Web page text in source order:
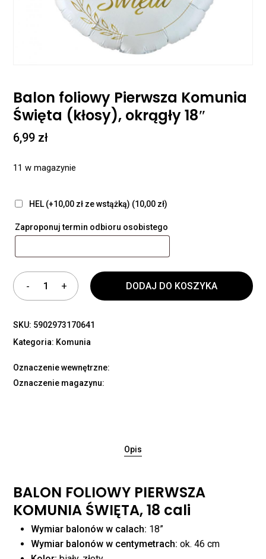
Balon foliowy Pierwsza Komunia
Święta (kłosy), okrągły 18″
6,99 zł
11 w magazynie
HEL (+10,00 zł ze wstążką) (10,00 zł)
Zaproponuj termin odbioru osobistego
DODAJ DO KOSZYKA
SKU: 5902973170641
Kategoria: Komunia
Oznaczenie wewnętrzne:
Oznaczenie magazynu:
Opis
BALON FOLIOWY PIERWSZA
KOMUNIA ŚWIĘTA, 18 cali
Wymiar balonów w calach: 18”
Wymiar balonów w centymetrach: ok. 46 cm